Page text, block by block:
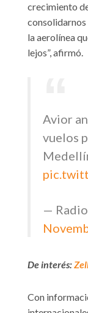
crecimiento
la aerolínea
lejos”, afirmó.
Avior
vuelos
—
De interés:
Con